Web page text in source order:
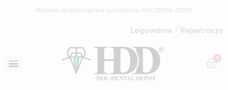
Materiały stomatologiczne i protetyczne: HOL DENTAL DEPOT
Logowanie / Rejestracja